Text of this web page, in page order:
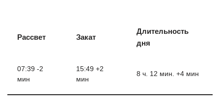
Рассвет Закат
Длительность
дня
07:39 -2
мин
15:49 +2
мин
8 ч. 12 мин. +4 мин